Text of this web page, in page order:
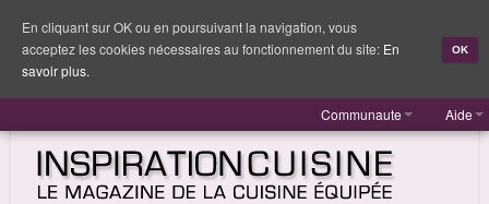
Communaute Aide
En cliquant sur OK ou en poursuivant la navigation, vous
acceptez les cookies nécessaires au fonctionnement du site: En
savoir plus.
OK